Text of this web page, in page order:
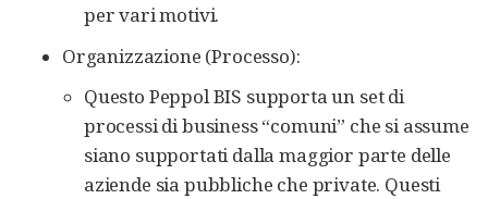
per vari motivi.
Organizzazione (Processo):
Questo Peppol BIS supporta un set di
processi di business “comuni” che si assume
siano supportati dalla maggior parte delle
aziende sia pubbliche che private. Questi